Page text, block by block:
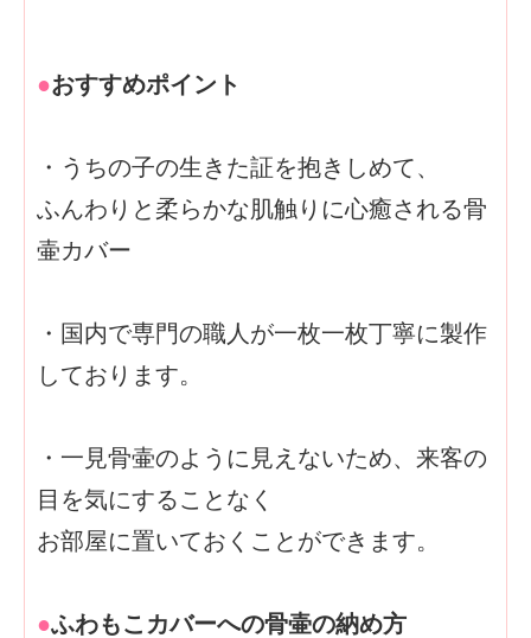
●おすすめポイント
・うちの子の生きた証を抱きしめて、
ふんわりと柔らかな肌触りに心癒される骨
壷カバー
・国内で専門の職人が一枚一枚丁寧に製作
しております。
・一見骨壷のように見えないため、来客の
目を気にすることなく
お部屋に置いておくことができます。
●ふわもこカバーへの骨壷の納め方